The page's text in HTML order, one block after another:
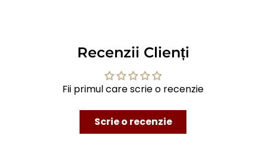
Recenzii Clienți
Fii primul care scrie o recenzie
Scrie o recenzie